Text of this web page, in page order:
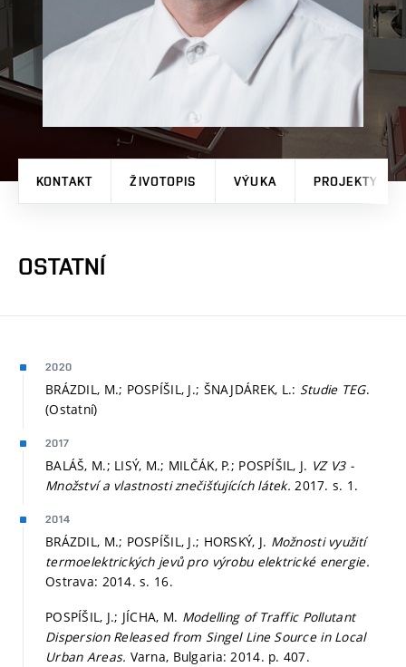
KONTAKT ŽIVOTOPIS VÝUKA PROJEKTY
OSTATNÍ
2020
BRÁZDIL, M.; POSPÍŠIL, J.; ŠNAJDÁREK, L.: Studie TEG.
(Ostatní)
2017
BALÁŠ, M.; LISÝ, M.; MILČÁK, P.; POSPÍŠIL, J. VZ V3 -
Množství a vlastnosti znečišťujících látek.2017.s. 1.
2014
BRÁZDIL, M.; POSPÍŠIL, J.; HORSKÝ, J. Možnosti využití
termoelektrických jevů pro výrobu elektrické energie.
Ostrava: 2014.s. 16.
POSPÍŠIL, J.; JÍCHA, M. Modelling of Traffic Pollutant
Dispersion Released from Singel Line Source in Local
Urban Areas. Varna, Bulgaria: 2014. p. 407.